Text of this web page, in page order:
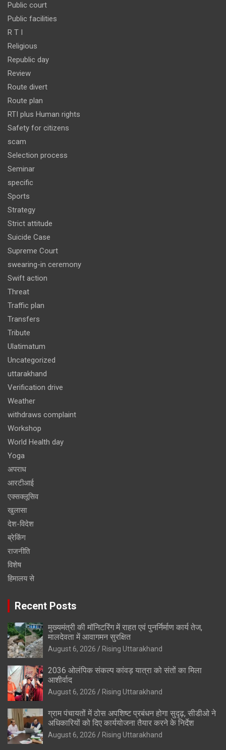
Public court
Public facilities
R T I
Religious
Republic day
Review
Route divert
Route plan
RTI plus Human rights
Safety for citizens
scam
Selection process
Seminar
specific
Sports
Strategy
Strict attitude
Suicide Case
Supreme Court
swearing-in ceremony
Swift action
Threat
Traffic plan
Transfers
Tribute
Ulatimatum
Uncategorized
uttarakhand
Verification drive
Weather
withdraws complaint
Workshop
World Health day
Yoga
अपराध
आरटीआई
एक्सक्लूसिव
खुलासा
देश-विदेश
ब्रेकिंग
राजनीति
विशेष
हिमालय से
Recent Posts
मुख्यमंत्री की मॉनिटरिंग में राहत एवं पुनर्निर्माण कार्य तेज,
मालदेवता में आवागमन सुरक्षित
August 6, 2026 Rising Uttarakhand
2036 ओलंपिक संकल्प कांवड़ यात्रा को संतों का मिला
आशीर्वाद
August 6, 2026 Rising Uttarakhand
ग्राम पंचायतों में ठोस अपशिष्ट प्रबंधन होगा सुदृढ़, सीडीओ ने
अधिकारियों को दिए कार्ययोजना तैयार करने के निर्देश
August 6, 2026 Rising Uttarakhand